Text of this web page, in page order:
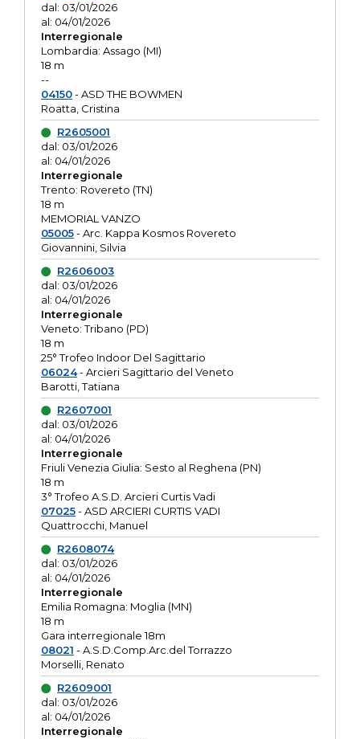
dal: 03/01/2026
al: 04/01/2026
Interregionale
Lombardia: Assago (MI)
18 m
--
04150- ASD THE BOWMEN
Roatta, Cristina
R2605001
dal: 03/01/2026
al: 04/01/2026
Interregionale
Trento: Rovereto (TN)
18 m
MEMORIAL VANZO
05005- Arc. Kappa Kosmos Rovereto
Giovannini, Silvia
R2606003
dal: 03/01/2026
al: 04/01/2026
Interregionale
Veneto: Tribano (PD)
18 m
25° Trofeo Indoor Del Sagittario
06024- Arcieri Sagittario del Veneto
Barotti, Tatiana
R2607001
dal: 03/01/2026
al: 04/01/2026
Interregionale
Friuli Venezia Giulia: Sesto al Reghena (PN)
18 m
3° Trofeo A.S.D. Arcieri Curtis Vadi
07025- ASD ARCIERI CURTIS VADI
Quattrocchi, Manuel
R2608074
dal: 03/01/2026
al: 04/01/2026
Interregionale
Emilia Romagna: Moglia (MN)
18 m
Gara interregionale 18m
08021 - A.S.D.Comp.Arc.del Torrazzo
Morselli, Renato
R2609001
dal: 03/01/2026
al: 04/01/2026
Interregionale